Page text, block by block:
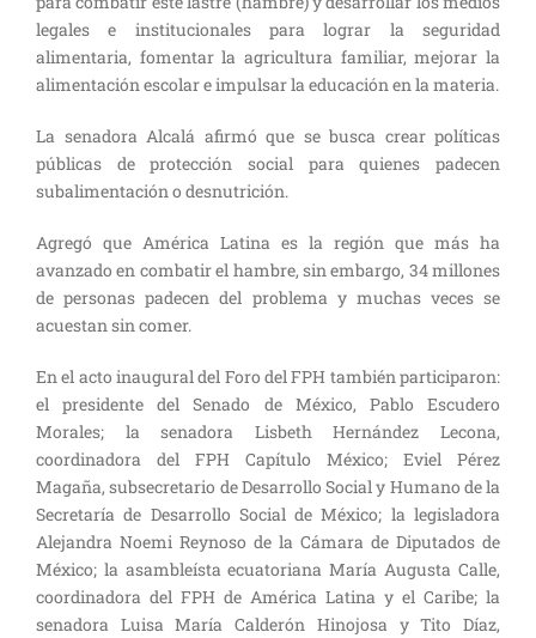
legales e institucionales para lograr la seguridad
alimentaria, fomentar la agricultura familiar, mejorar la
alimentación escolar e impulsar la educación en la materia.
La senadora Alcalá afirmó que se busca crear políticas
públicas de protección social para quienes padecen
subalimentación o desnutrición.
Agregó que América Latina es la región que más ha
avanzado en combatir el hambre, sin embargo, 34 millones
de personas padecen del problema y muchas veces se
acuestan sin comer.
En el acto inaugural del Foro del FPH también participaron:
el presidente del Senado de México, Pablo Escudero
Morales; la senadora Lisbeth Hernández Lecona,
coordinadora del FPH Capítulo México; Eviel Pérez
Magaña, subsecretario de Desarrollo Social y Humano de la
Secretaría de Desarrollo Social de México; la legisladora
Alejandra Noemi Reynoso de la Cámara de Diputados de
México; la asambleísta ecuatoriana María Augusta Calle,
coordinadora del FPH de América Latina y el Caribe; la
senadora Luisa María Calderón Hinojosa y Tito Díaz,